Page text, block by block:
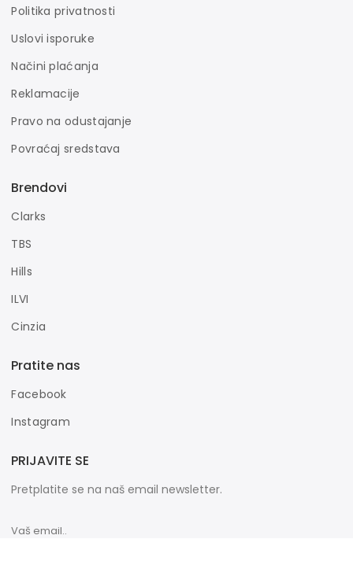
Politika privatnosti
Uslovi isporuke
Načini plaćanja
Reklamacije
Pravo na odustajanje
Povraćaj sredstava
Brendovi
Clarks
TBS
Hills
ILVI
Cinzia
Pratite nas
Facebook
Instagram
PRIJAVITE SE
Pretplatite se na naš email newsletter.